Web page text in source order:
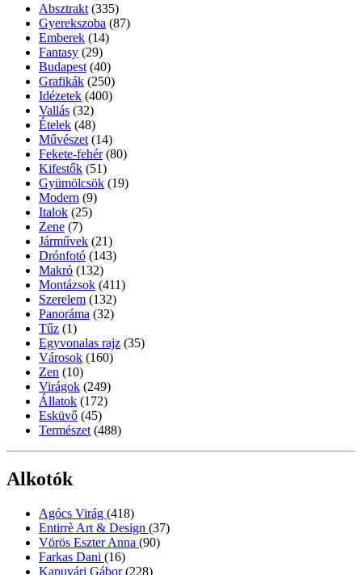
Absztrakt (335)
Gyerekszoba (87)
Emberek (14)
Fantasy (29)
Budapest (40)
Grafikák (250)
Idézetek (400)
Vallás (32)
Ételek (48)
Művészet (14)
Fekete-fehér (80)
Kifestők (51)
Gyümölcsök (19)
Modern (9)
Italok (25)
Zene (7)
Járművek (21)
Drónfotó (143)
Makró (132)
Montázsok (411)
Szerelem (132)
Panoráma (32)
Tűz (1)
Egyvonalas rajz (35)
Városok (160)
Zen (10)
Virágok (249)
Állatok (172)
Esküvő (45)
Természet (488)
Alkotók
Agócs Virág (418)
Entirrè Art & Design (37)
Vörös Eszter Anna (90)
Farkas Dani (16)
Kapuvári Gábor(228)